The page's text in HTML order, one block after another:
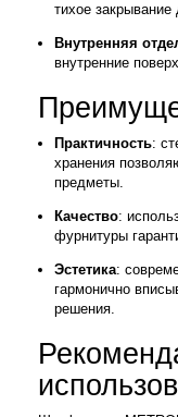
тихое закрывание
Внутренняя
внутренние
Практичность:
хранения
предметы.
Качество:
фурнитуры
Эстетика:
гармонично
решения.